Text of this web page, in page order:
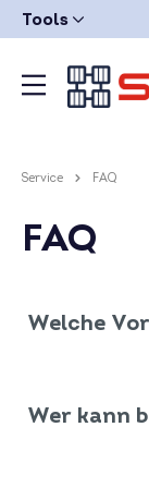
Tools
Service FAQ
FAQ
Welche
Wer kann